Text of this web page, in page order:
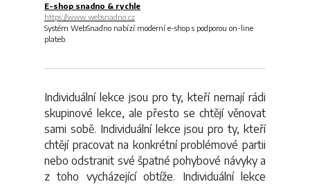
E-shop snadno & rychle
https://www.websnadno.cz
Systém WebSnadno nabízí moderní e-shop s podporou on-line
plateb.
Individuální lekce jsou pro ty, kteří nemají rádi
skupinové lekce, ale přesto se chtějí věnovat
sami sobě. Individuální lekce jsou pro ty, kteří
chtějí pracovat na konkrétní problémové partii
nebo odstranit své špatné pohybové návyky a
z toho vycházející obtíže. Individuální lekce